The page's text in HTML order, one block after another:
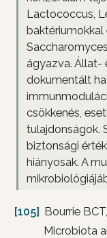
Lactococcus,
baktériumokkal
ágyazva. Állat-
dokumentált
csökkenés,
tulajdonságok.
biztonsági
hiányosak. A
[105] Bourrie
Microbiota